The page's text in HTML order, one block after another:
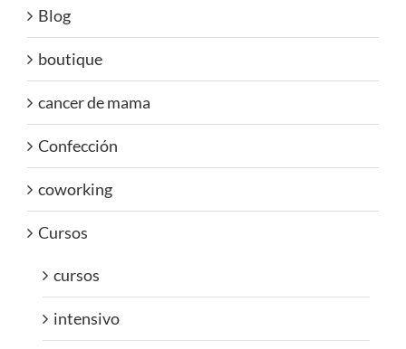
Blog
boutique
cancer de mama
Confección
coworking
Cursos
cursos
intensivo